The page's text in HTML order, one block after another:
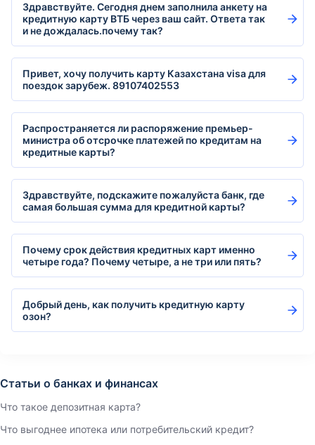
Здравствуйте. Сегодня днем заполнила анкету на
кредитную карту ВТБ через ваш сайт. Ответа так
и не дождалась.почему так?
Привет, хочу получить карту Казахстана visa для
поездок зарубеж. 89107402553
Распространяется ли распоряжение премьер-
министра об отсрочке платежей по кредитам на
кредитные карты?
Здравствуйте, подскажите пожалуйста банк, где
самая большая сумма для кредитной карты?
Почему срок действия кредитных карт именно
четыре года? Почему четыре, а не три или пять?
Добрый день, как получить кредитную карту
озон?
Статьи о банках и финансах
Что такое депозитная карта?
Что выгоднее ипотека или потребительский кредит?